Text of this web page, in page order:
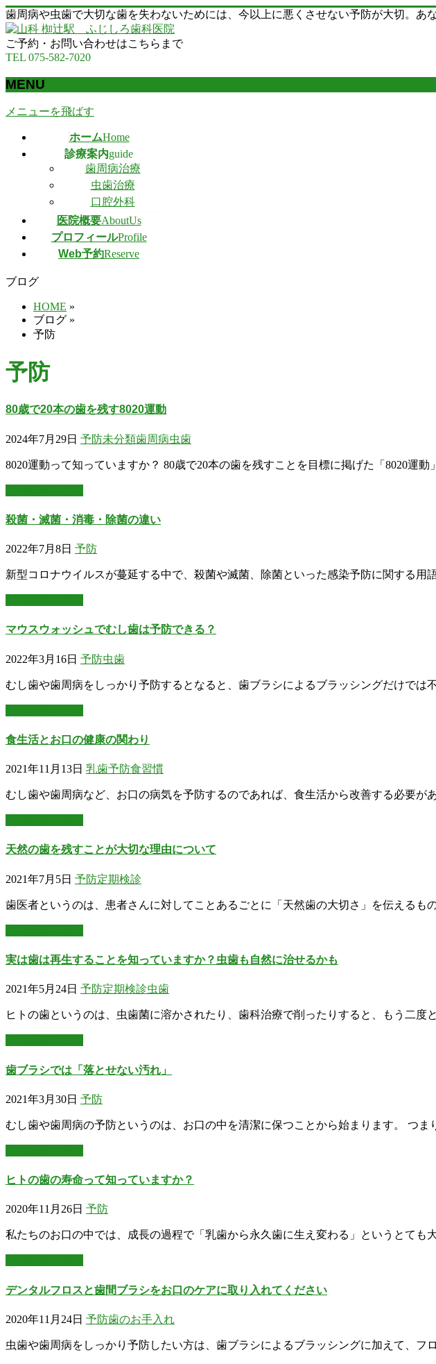
歯周病や虫歯で大切な歯を失わないためには、今以上に悪くさせない予防が大切。あ
ご予約・お問い合わせはこちらまで
TEL 075-582-7020
MENU
メニューを飛ばす
ホームHome
診療案内guide
歯周病治療
虫歯治療
口腔外科
医院概要AboutUs
プロフィールProfile
Web予約Reserve
ブログ
HOME »
ブログ »
予防
予防
80歳で20本の歯を残す8020運動
2024年7月29日 予防未分類歯周病虫歯
8020運動って知っていますか？ 80歳で20本の歯を残すことを目標に掲げた「8020運
殺菌・滅菌・消毒・除菌の違い
2022年7月8日 予防
新型コロナウイルスが蔓延する中で、殺菌や滅菌、除菌といった感染予防に関する
マウスウォッシュでむし歯は予防できる？
2022年3月16日 予防虫歯
むし歯や歯周病をしっかり予防するとなると、歯ブラシによるブラッシングだけでは
食生活とお口の健康の関わり
2021年11月13日 乳歯予防食習慣
むし歯や歯周病など、お口の病気を予防するのであれば、食生活から改善する必要が
天然の歯を残すことが大切な理由について
2021年7月5日 予防定期検診
歯医者というのは、患者さんに対してことあるごとに「天然歯の大切さ」を伝えるも
実は歯は再生することを知っていますか？虫歯も自然に治せるかも
2021年5月24日 予防定期検診虫歯
ヒトの歯というのは、虫歯菌に溶かされたり、歯科治療で削ったりすると、もう二
歯ブラシでは「落とせない汚れ」
2021年3月30日 予防
むし歯や歯周病の予防というのは、お口の中を清潔に保つことから始まります。 つ
ヒトの歯の寿命って知っていますか？
2020年11月26日 予防
私たちのお口の中では、成長の過程で「乳歯から永久歯に生え変わる」というとても
デンタルフロスと歯間ブラシをお口のケアに取り入れてください
2020年11月24日 予防歯のお手入れ
虫歯や歯周病をしっかり予防したい方は、歯ブラシによるブラッシングに加えて、